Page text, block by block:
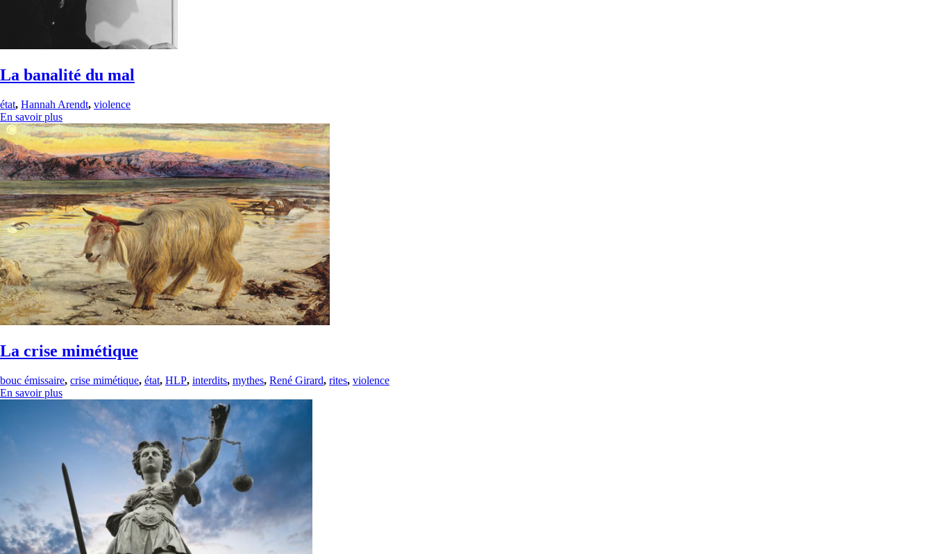
La banalité du mal
état, Hannah Arendt, violence
En savoir plus
La crise mimétique
bouc émissaire, crise mimétique, état, HLP, interdits, mythes, René Girard, rites, violence
En savoir plus